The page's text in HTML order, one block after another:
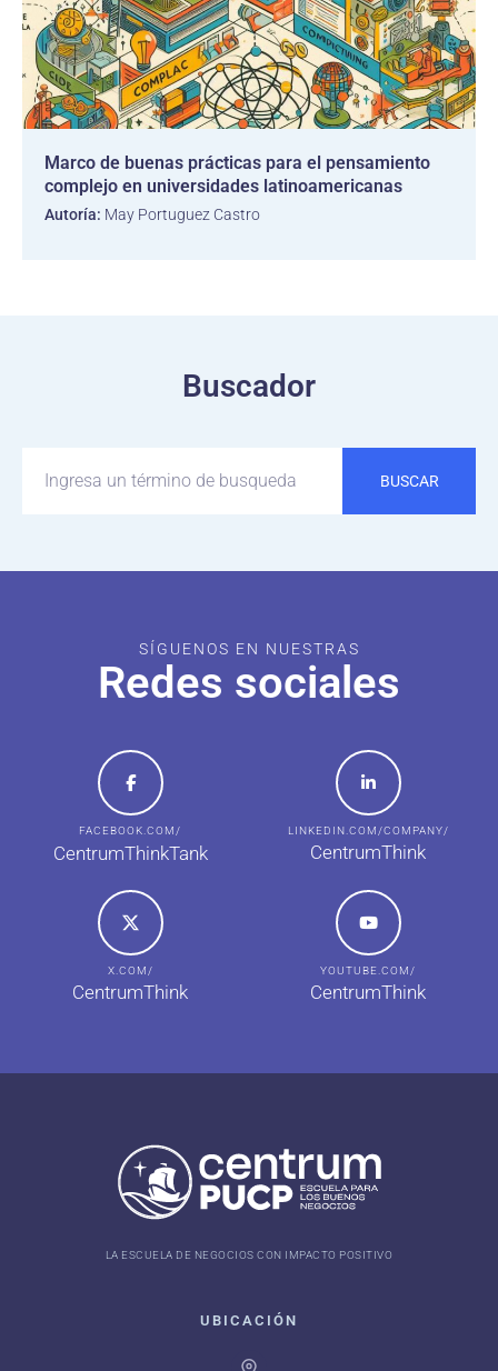
Marco de buenas prácticas para el pensamiento
complejo en universidades latinoamericanas
Autoría: May Portuguez Castro
Buscador
BUSCAR
SÍGUENOS EN NUESTRAS
Redes sociales
FACEBOOK.COM/
CentrumThinkTank
LINKEDIN.COM/COMPANY/
CentrumThink
X.COM/
CentrumThink
YOUTUBE.COM/
CentrumThink
LA ESCUELA DE NEGOCIOS CON IMPACTO POSITIVO
UBICACIÓN